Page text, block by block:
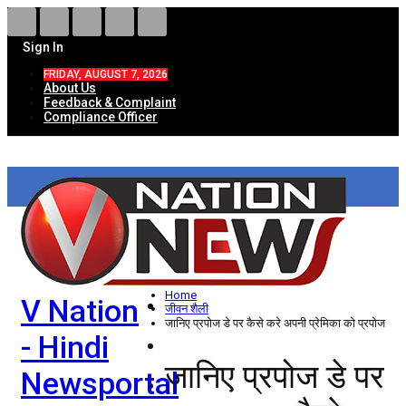
Sign In
FRIDAY, AUGUST 7, 2026
About Us
Feedback & Complaint
Compliance Officer
V Nation
- Hindi
Newsportal
HOME
ताज़ा खबरें
देश
विदेश
उत्तर प्रदेश
Home
जीवन शैली
जानिए प्रपोज डे पर कैसे करे अपनी प्रेमिका को प्रपोज
जानिए प्रपोज डे पर